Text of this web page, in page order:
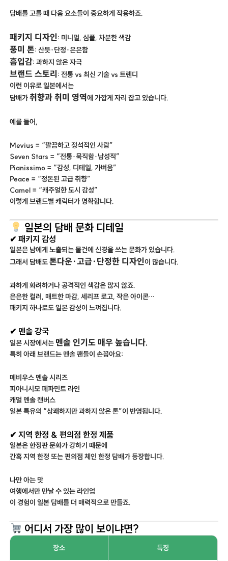
담배를 고를 때 다음 요소들이 중요하게 작용하죠.
패키지 디자인: 미니멀, 심플, 차분한 색감
풍미 톤: 산뜻·단정·은은함
흡입감: 과하지 않은 자극
브랜드 스토리: 전통 vs 최신 기술 vs 트렌디
이런 이유로 일본에서는
담배가취향과 취미 영역에 가깝게 자리 잡고 있습니다.
예를 들어,
Mevius = “깔끔하고 정석적인 사람”
Seven Stars = “전통·묵직함·남성적”
Pianissimo = “감성, 디테일, 가벼움”
Peace = “정돈된 고급 취향”
Camel = “캐주얼한 도시 감성”
이렇게 브랜드별 캐릭터가 명확합니다.
일본의 담배 문화 디테일
✔ 패키지 감성
일본은 남에게 노출되는 물건에 신경을 쓰는 문화가 있습니다.
그래서 담배도톤다운·고급·단정한 디자인이 많습니다.
과하게 화려하거나 공격적인 색감은 많지 않죠.
은은한 컬러, 매트한 마감, 세리프 로고, 작은 아이콘…
패키지 하나로도 일본 감성이 느껴집니다.
✔ 멘솔 강국
일본 시장에서는 멘솔 인기도 매우 높습니다.
특히 아래 브랜드는 멘솔 팬들이 손꼽아요:
메비우스 멘솔 시리즈
피아니시모 페파민트 라인
캐멀 멘솔 캔버스
일본 특유의 “상쾌하지만 과하지 않은 톤”이 반영됩니다.
✔ 지역 한정 & 편의점 한정 제품
일본은 한정판 문화가 강하기 때문에
간혹 지역 한정 또는 편의점 체인 한정 담배가 등장합니다.
나만 아는 맛
여행에서만 만날 수 있는 라인업
이 경험이 일본 담배를 더 매력적으로 만들죠.
어디서 가장 많이 보이냐면?
장소 특징